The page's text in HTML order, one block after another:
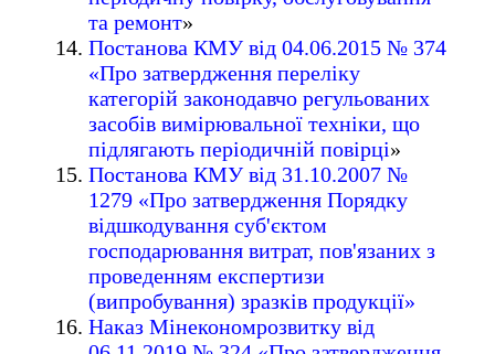
та ремонт»
Постанова КМУ від 04.06.2015 № 374
«Про затвердження переліку
категорій законодавчо регульованих
засобів вимірювальної техніки, що
підлягають періодичній повірці»
Постанова КМУ від 31.10.2007 №
1279 «Про затвердження Порядку
відшкодування суб'єктом
господарювання витрат, пов'язаних з
проведенням експертизи
(випробування) зразків продукції»
Наказ Мінекономрозвитку від